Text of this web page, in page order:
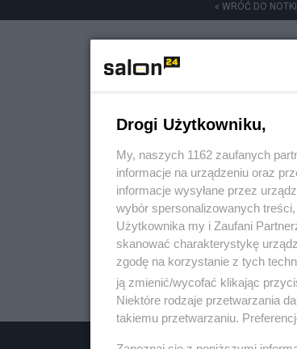
« WRÓĆ DO NOTKI
Drogi Użytkowniku,
My, naszych 1162 zaufanych
informacje na urządzeniu oraz
informacje wysyłane przez
wybór spersonalizowanych
Użytkownika my i Zaufani
skanować charakterystykę
zgodę na korzystanie z tych
ją zmienić/wycofać klikając
Niektóre rodzaje przetwarzania
takiemu przetwarzaniu.